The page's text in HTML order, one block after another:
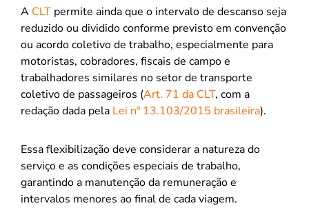
A CLT permite ainda que o intervalo de descanso seja
reduzido ou dividido conforme previsto em convenção
ou acordo coletivo de trabalho, especialmente para
motoristas, cobradores, fiscais de campo e
trabalhadores similares no setor de transporte
coletivo de passageiros (Art. 71 da CLT, com a
redação dada pela Lei nº 13.103/2015 brasileira).
Essa flexibilização deve considerar a natureza do
serviço e as condições especiais de trabalho,
garantindo a manutenção da remuneração e
intervalos menores ao final de cada viagem.